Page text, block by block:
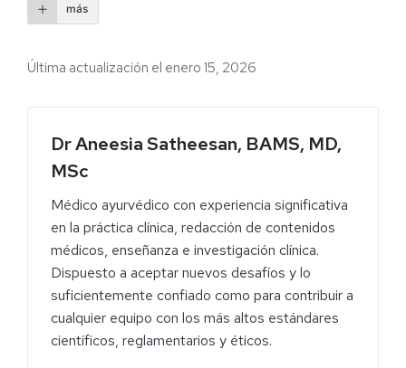
más
Última actualización el enero 15, 2026
Dr Aneesia Satheesan, BAMS, MD,
MSc
Médico ayurvédico con experiencia significativa
en la práctica clínica, redacción de contenidos
médicos, enseñanza e investigación clínica.
Dispuesto a aceptar nuevos desafíos y lo
suficientemente confiado como para contribuir a
cualquier equipo con los más altos estándares
científicos, reglamentarios y éticos.